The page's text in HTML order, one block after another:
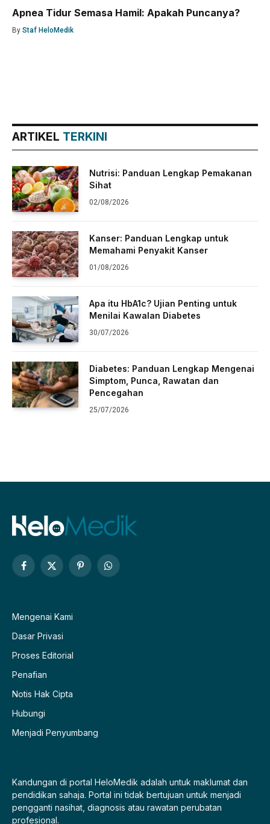
Apnea Tidur Semasa Hamil: Apakah Puncanya?
By Staf HeloMedik
ARTIKEL TERKINI
Nutrisi: Panduan Lengkap Pemakanan
Sihat
02/08/2026
Kanser: Panduan Lengkap untuk
Memahami Penyakit Kanser
01/08/2026
Apa itu HbA1c? Ujian Penting untuk
Menilai Kawalan Diabetes
30/07/2026
Diabetes: Panduan Lengkap Mengenai
Simptom, Punca, Rawatan dan
Pencegahan
25/07/2026
Facebook
X
PinterestWhatsApp
Mengenai Kami
Dasar Privasi
Proses Editorial
Penafian
Notis Hak Cipta
Hubungi
Menjadi Penyumbang
Kandungan di portal HeloMedik adalah untuk maklumat dan
pendidikan sahaja. Portal ini tidak bertujuan untuk menjadi
pengganti nasihat, diagnosis atau rawatan perubatan
profesional.